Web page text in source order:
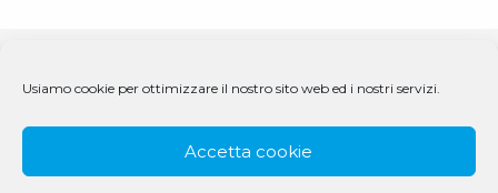
Usiamo cookie per ottimizzare il nostro sito web ed i nostri servizi.
Accetta cookie